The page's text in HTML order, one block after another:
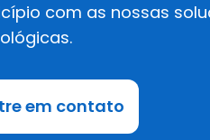
com as nossas
em contato